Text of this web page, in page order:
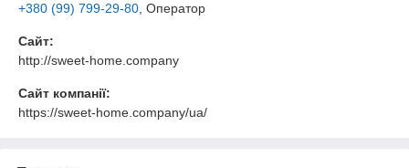
+380 (99) 799-29-80 , Оператор
Сайт:
http://sweet-home.company
Сайт компанії:
https://sweet-home.company/ua/